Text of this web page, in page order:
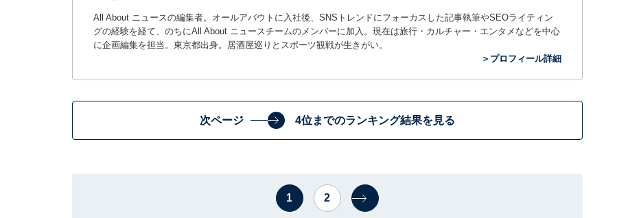
All About ニュースの編集者。オールアバウトに入社後、SNSトレンドにフォーカスした記事執筆やSEOライティン
グの経験を経て、のちにAll About ニュースチームのメンバーに加入。現在は旅行・カルチャー・エンタメなどを中心
に企画編集を担当。東京都出身。居酒屋巡りとスポーツ観戦が生きがい。
＞プロフィール詳細
次ページ 4位までのランキング結果を見る
1 2